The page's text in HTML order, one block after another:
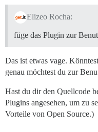
Elizeo Rocha:
füge das Plugin zur
Das ist etwas vage.
genau möchtest du zur
Hast du dir den Quellcode
Plugins angesehen, um zu
Vorteile von Open Source.)